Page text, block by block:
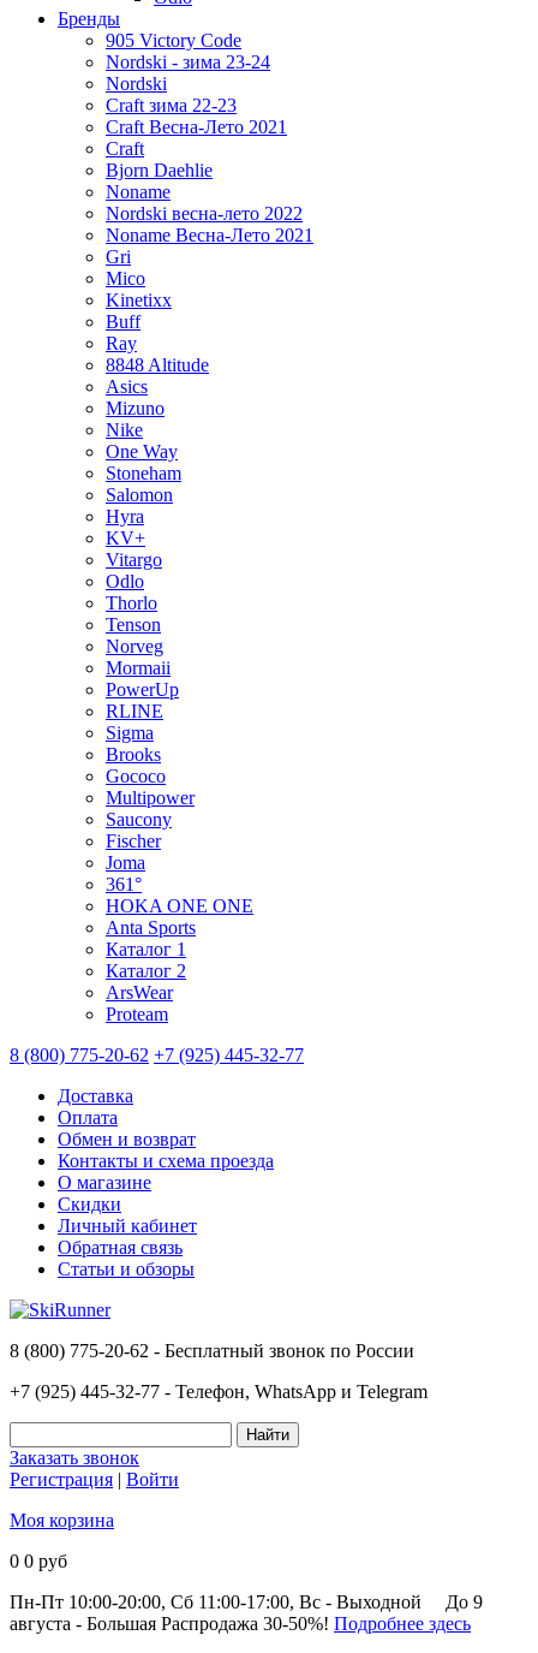
Бренды
905 Victory Code
Nordski - зима 23-24
Nordski
Craft зима 22-23
Craft Весна-Лето 2021
Craft
Bjorn Daehlie
Noname
Nordski весна-лето 2022
Noname Весна-Лето 2021
Gri
Mico
Kinetixx
Buff
Ray
8848 Altitude
Asics
Mizuno
Nike
One Way
Stoneham
Salomon
Hyra
KV+
Vitargo
Odlo
Thorlo
Tenson
Norveg
Mormaii
PowerUp
RLINE
Sigma
Brooks
Gococo
Multipower
Saucony
Fischer
Joma
361°
HOKA ONE ONE
Anta Sports
Каталог 1
Каталог 2
ArsWear
Proteam
8 (800) 775-20-62 +7 (925) 445-32-77
Доставка
Оплата
Обмен и возврат
Контакты и схема проезда
О магазине
Скидки
Личный кабинет
Обратная связь
Статьи и обзоры
8 (800) 775-20-62 - Бесплатный звонок по России
+7 (925) 445-32-77 - Телефон, WhatsApp и Telegram
Заказать звонок
Регистрация | Войти
Моя корзина
0 0 руб
Пн-Пт 10:00-20:00, Сб 11:00-17:00, Вс - Выходной
До 9
августа - Большая Распродажа 30-50%! Подробнее здесь